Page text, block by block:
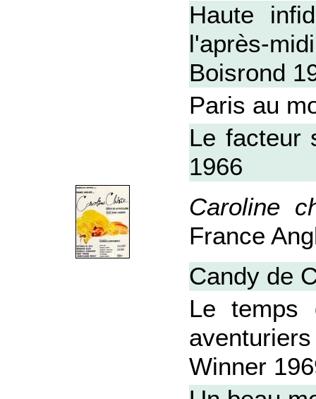
Haute
l'après-
Boisrond
Paris au
Le facteur
1966
Caroline
France
Candy de
Le temps
Winner